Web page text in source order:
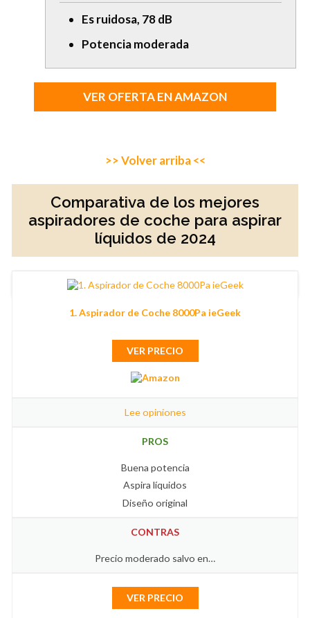
Es ruidosa, 78 dB
Potencia moderada
VER OFERTA EN AMAZON
>> Volver arriba <<
Comparativa de los mejores
aspiradores de coche para aspirar
líquidos de 2024
1. Aspirador de Coche 8000Pa ieGeek
VER PRECIO
Lee opiniones
PROS
Buena potencia
Aspira líquidos
Diseño original
CONTRAS
Precio moderado salvo en…
VER PRECIO